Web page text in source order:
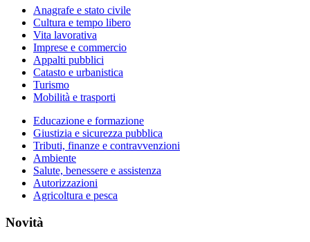
Anagrafe e stato civile
Cultura e tempo libero
Vita lavorativa
Imprese e commercio
Appalti pubblici
Catasto e urbanistica
Turismo
Mobilità e trasporti
Educazione e formazione
Giustizia e sicurezza pubblica
Tributi, finanze e contravvenzioni
Ambiente
Salute, benessere e assistenza
Autorizzazioni
Agricoltura e pesca
Novità